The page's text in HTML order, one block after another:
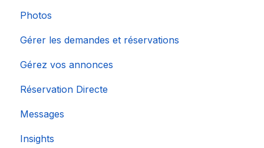
Photos
Gérer les demandes et réservations
Gérez vos annonces
Réservation Directe
Messages
Insights